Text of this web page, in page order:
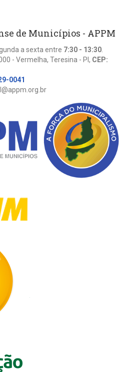
de Municípios - APPM
a sexta entre 7:30 - 13:30
- Vermelha, Teresina - PI, CEP:
0041